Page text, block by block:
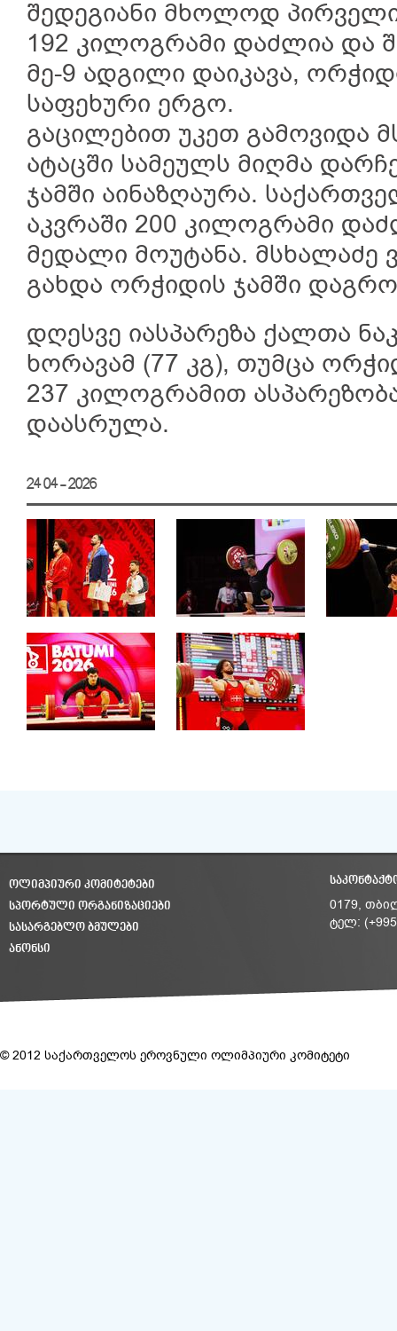
შედეგიანი მხოლოდ
192 კილოგრამი დაძლია და
მე-9 ადგილი დაიკავა,
საფეხური ერგო.
გაცილებით უკეთ გამოვიდა
ატაცში სამეულს მიღმა
ჯამში აინაზღაურა.
აკვრაში 200 კილოგრამი
მედალი მოუტანა. მსხალაძე
გახდა ორჭიდის ჯამში
დღესვე იასპარეზა ქალთა
ხორავამ (77 კგ), თუმცა
237 კილოგრამით
დაასრულა.
24 04 - 2026
ᲝᲚᲘᲛᲞᲘᲣᲠᲘ ᲙᲝᲛᲘᲢᲔᲢᲔᲑᲘ
ᲡᲞᲝᲠᲢᲣᲚᲘ ᲝᲠᲒᲐᲜᲘᲖᲐᲪᲘᲔᲑᲘ
ᲡᲐᲡᲐᲠᲒᲔᲑᲚᲝ ᲑᲛᲣᲚᲔᲑᲘ
ᲐᲜᲝᲜᲡᲘ
0179,
ტელ: (+995
© 2012 საქართველოს ეროვნული ოლიმპიური კომიტეტი